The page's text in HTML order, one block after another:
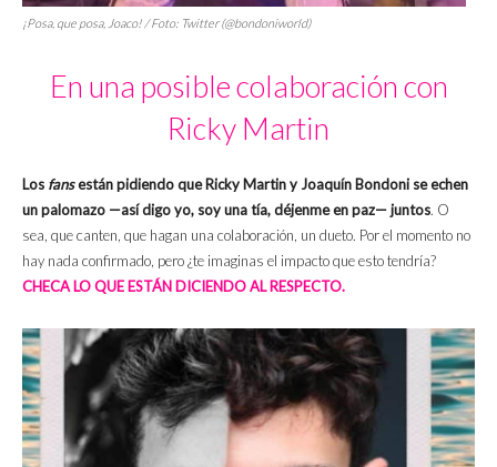
¡Posa, que posa, Joaco! / Foto: Twitter (@bondoniworld)
En una posible colaboración con
Ricky Martin
Los fansestán pidiendo que Ricky Martin y Joaquín Bondoni se echen
un palomazo —así digo yo, soy una tía, déjenme en paz— juntos. O
sea, que canten, que hagan una colaboración, un dueto. Por el momento no
hay nada confirmado, pero ¿te imaginas el impacto que esto tendría?
CHECA LO QUE ESTÁN DICIENDO AL RESPECTO.